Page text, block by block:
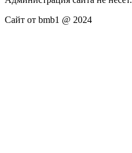
Сайт от bmb1 @ 2024